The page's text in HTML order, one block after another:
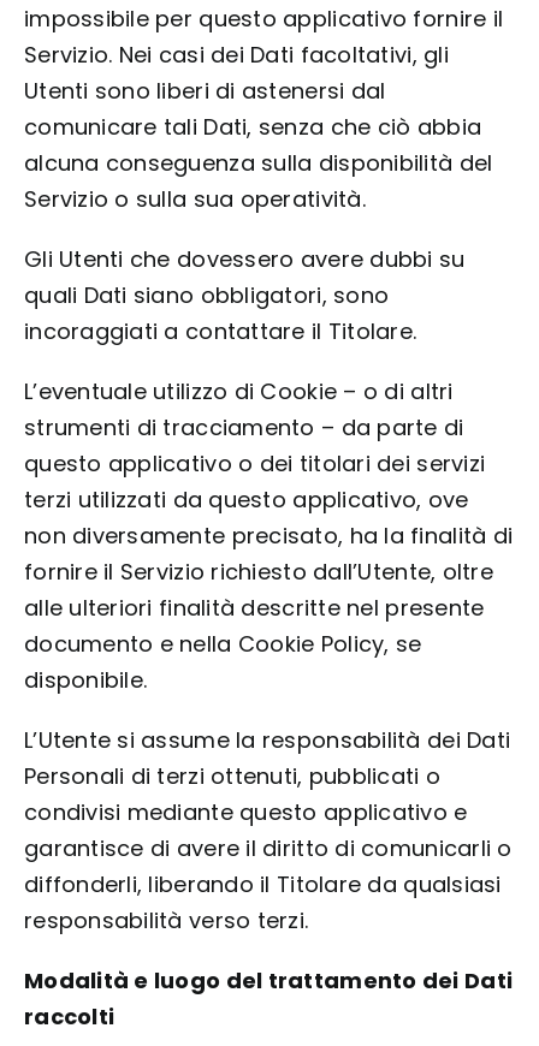
impossibile per questo applicativo fornire il
Servizio. Nei casi dei Dati facoltativi, gli
Utenti sono liberi di astenersi dal
comunicare tali Dati, senza che ciò abbia
alcuna conseguenza sulla disponibilità del
Servizio o sulla sua operatività.
Gli Utenti che dovessero avere dubbi su
quali Dati siano obbligatori, sono
incoraggiati a contattare il Titolare.
L’eventuale utilizzo di Cookie – o di altri
strumenti di tracciamento – da parte di
questo applicativo o dei titolari dei servizi
terzi utilizzati da questo applicativo, ove
non diversamente precisato, ha la finalità di
fornire il Servizio richiesto dall’Utente, oltre
alle ulteriori finalità descritte nel presente
documento e nella Cookie Policy, se
disponibile.
L’Utente si assume la responsabilità dei Dati
Personali di terzi ottenuti, pubblicati o
condivisi mediante questo applicativo e
garantisce di avere il diritto di comunicarli o
diffonderli, liberando il Titolare da qualsiasi
responsabilità verso terzi.
Modalità e luogo del trattamento dei Dati
raccolti